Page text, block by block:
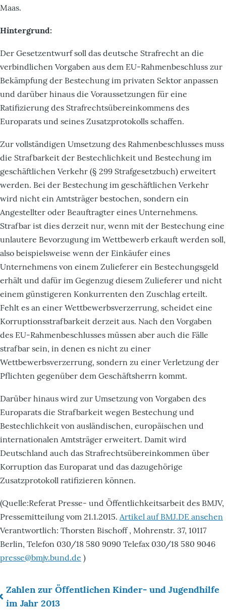
Maas.
Hintergrund:
Der Gesetzentwurf soll das deutsche Strafrecht an die
verbindlichen Vorgaben aus dem EU-Rahmenbeschluss zur
Bekämpfung der Bestechung im privaten Sektor anpassen
und darüber hinaus die Voraussetzungen für eine
Ratifizierung des Strafrechtsübereinkommens des
Europarats und seines Zusatzprotokolls schaffen.
Zur vollständigen Umsetzung des Rahmenbeschlusses muss
die Strafbarkeit der Bestechlichkeit und Bestechung im
geschäftlichen Verkehr (§ 299 Strafgesetzbuch) erweitert
werden. Bei der Bestechung im geschäftlichen Verkehr
wird nicht ein Amtsträger bestochen, sondern ein
Angestellter oder Beauftragter eines Unternehmens.
Strafbar ist dies derzeit nur, wenn mit der Bestechung eine
unlautere Bevorzugung im Wettbewerb erkauft werden soll,
also beispielsweise wenn der Einkäufer eines
Unternehmens von einem Zulieferer ein Bestechungsgeld
erhält und dafür im Gegenzug diesem Zulieferer und nicht
einem günstigeren Konkurrenten den Zuschlag erteilt.
Fehlt es an einer Wettbewerbsverzerrung, scheidet eine
Korruptionsstrafbarkeit derzeit aus. Nach den Vorgaben
des EU-Rahmenbeschlusses müssen aber auch die Fälle
strafbar sein, in denen es nicht zu einer
Wettbewerbsverzerrung, sondern zu einer Verletzung der
Pflichten gegenüber dem Geschäftsherrn kommt.
Darüber hinaus wird zur Umsetzung von Vorgaben des
Europarats die Strafbarkeit wegen Bestechung und
Bestechlichkeit von ausländischen, europäischen und
internationalen Amtsträger erweitert. Damit wird
Deutschland auch das Strafrechtsübereinkommen über
Korruption das Europarat und das dazugehörige
Zusatzprotokoll ratifizieren können.
(Quelle:Referat Presse- und Öffentlichkeitsarbeit des BMJV,
Pressemitteilung vom 21.1.2015. Artikel auf BMJ.DE ansehen
Verantwortlich: Thorsten Bischoff , Mohrenstr. 37, 10117
Berlin, Telefon 030/18 580 9090 Telefax 030/18 580 9046
presse@bmjv.bund.de )
Links
Zahlen zur Öffent­lichen Kin­der- und Jugend­hilfe
im Jahr 2013